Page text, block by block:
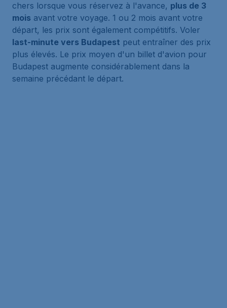
chers lorsque vous réservez à l'avance, plus de 3
mois avant votre voyage. 1 ou 2 mois avant votre
départ, les prix sont également compétitifs. Voler
last-minute vers Budapest peut entraîner des prix
plus élevés. Le prix moyen d'un billet d'avion pour
Budapest augmente considérablement dans la
semaine précédant le départ.